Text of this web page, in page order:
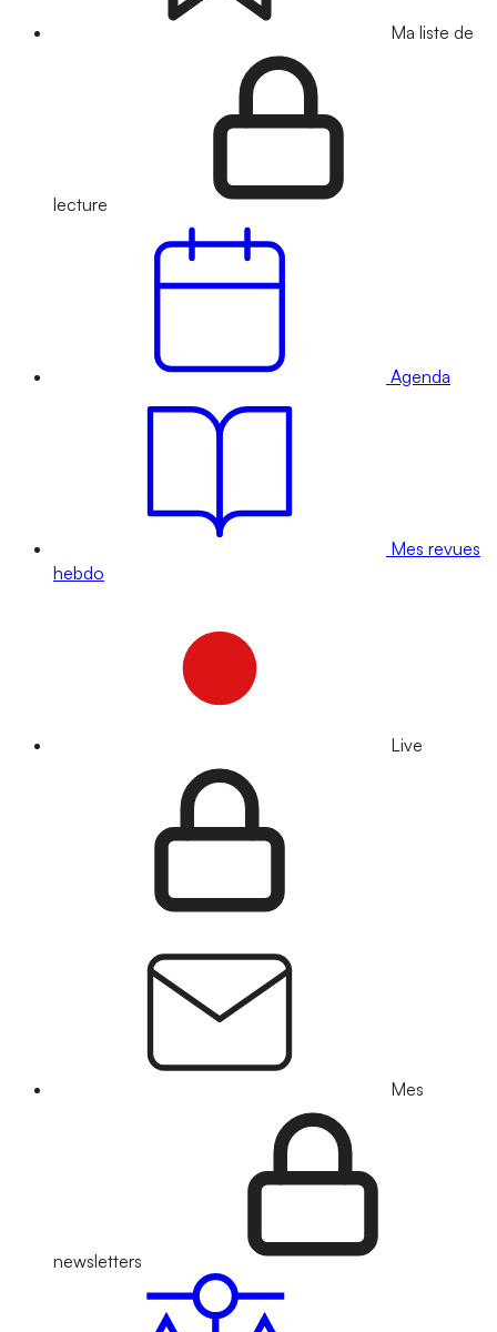
Ma liste de
lecture
Agenda
Mes revues
hebdo
Live
Mes
newsletters